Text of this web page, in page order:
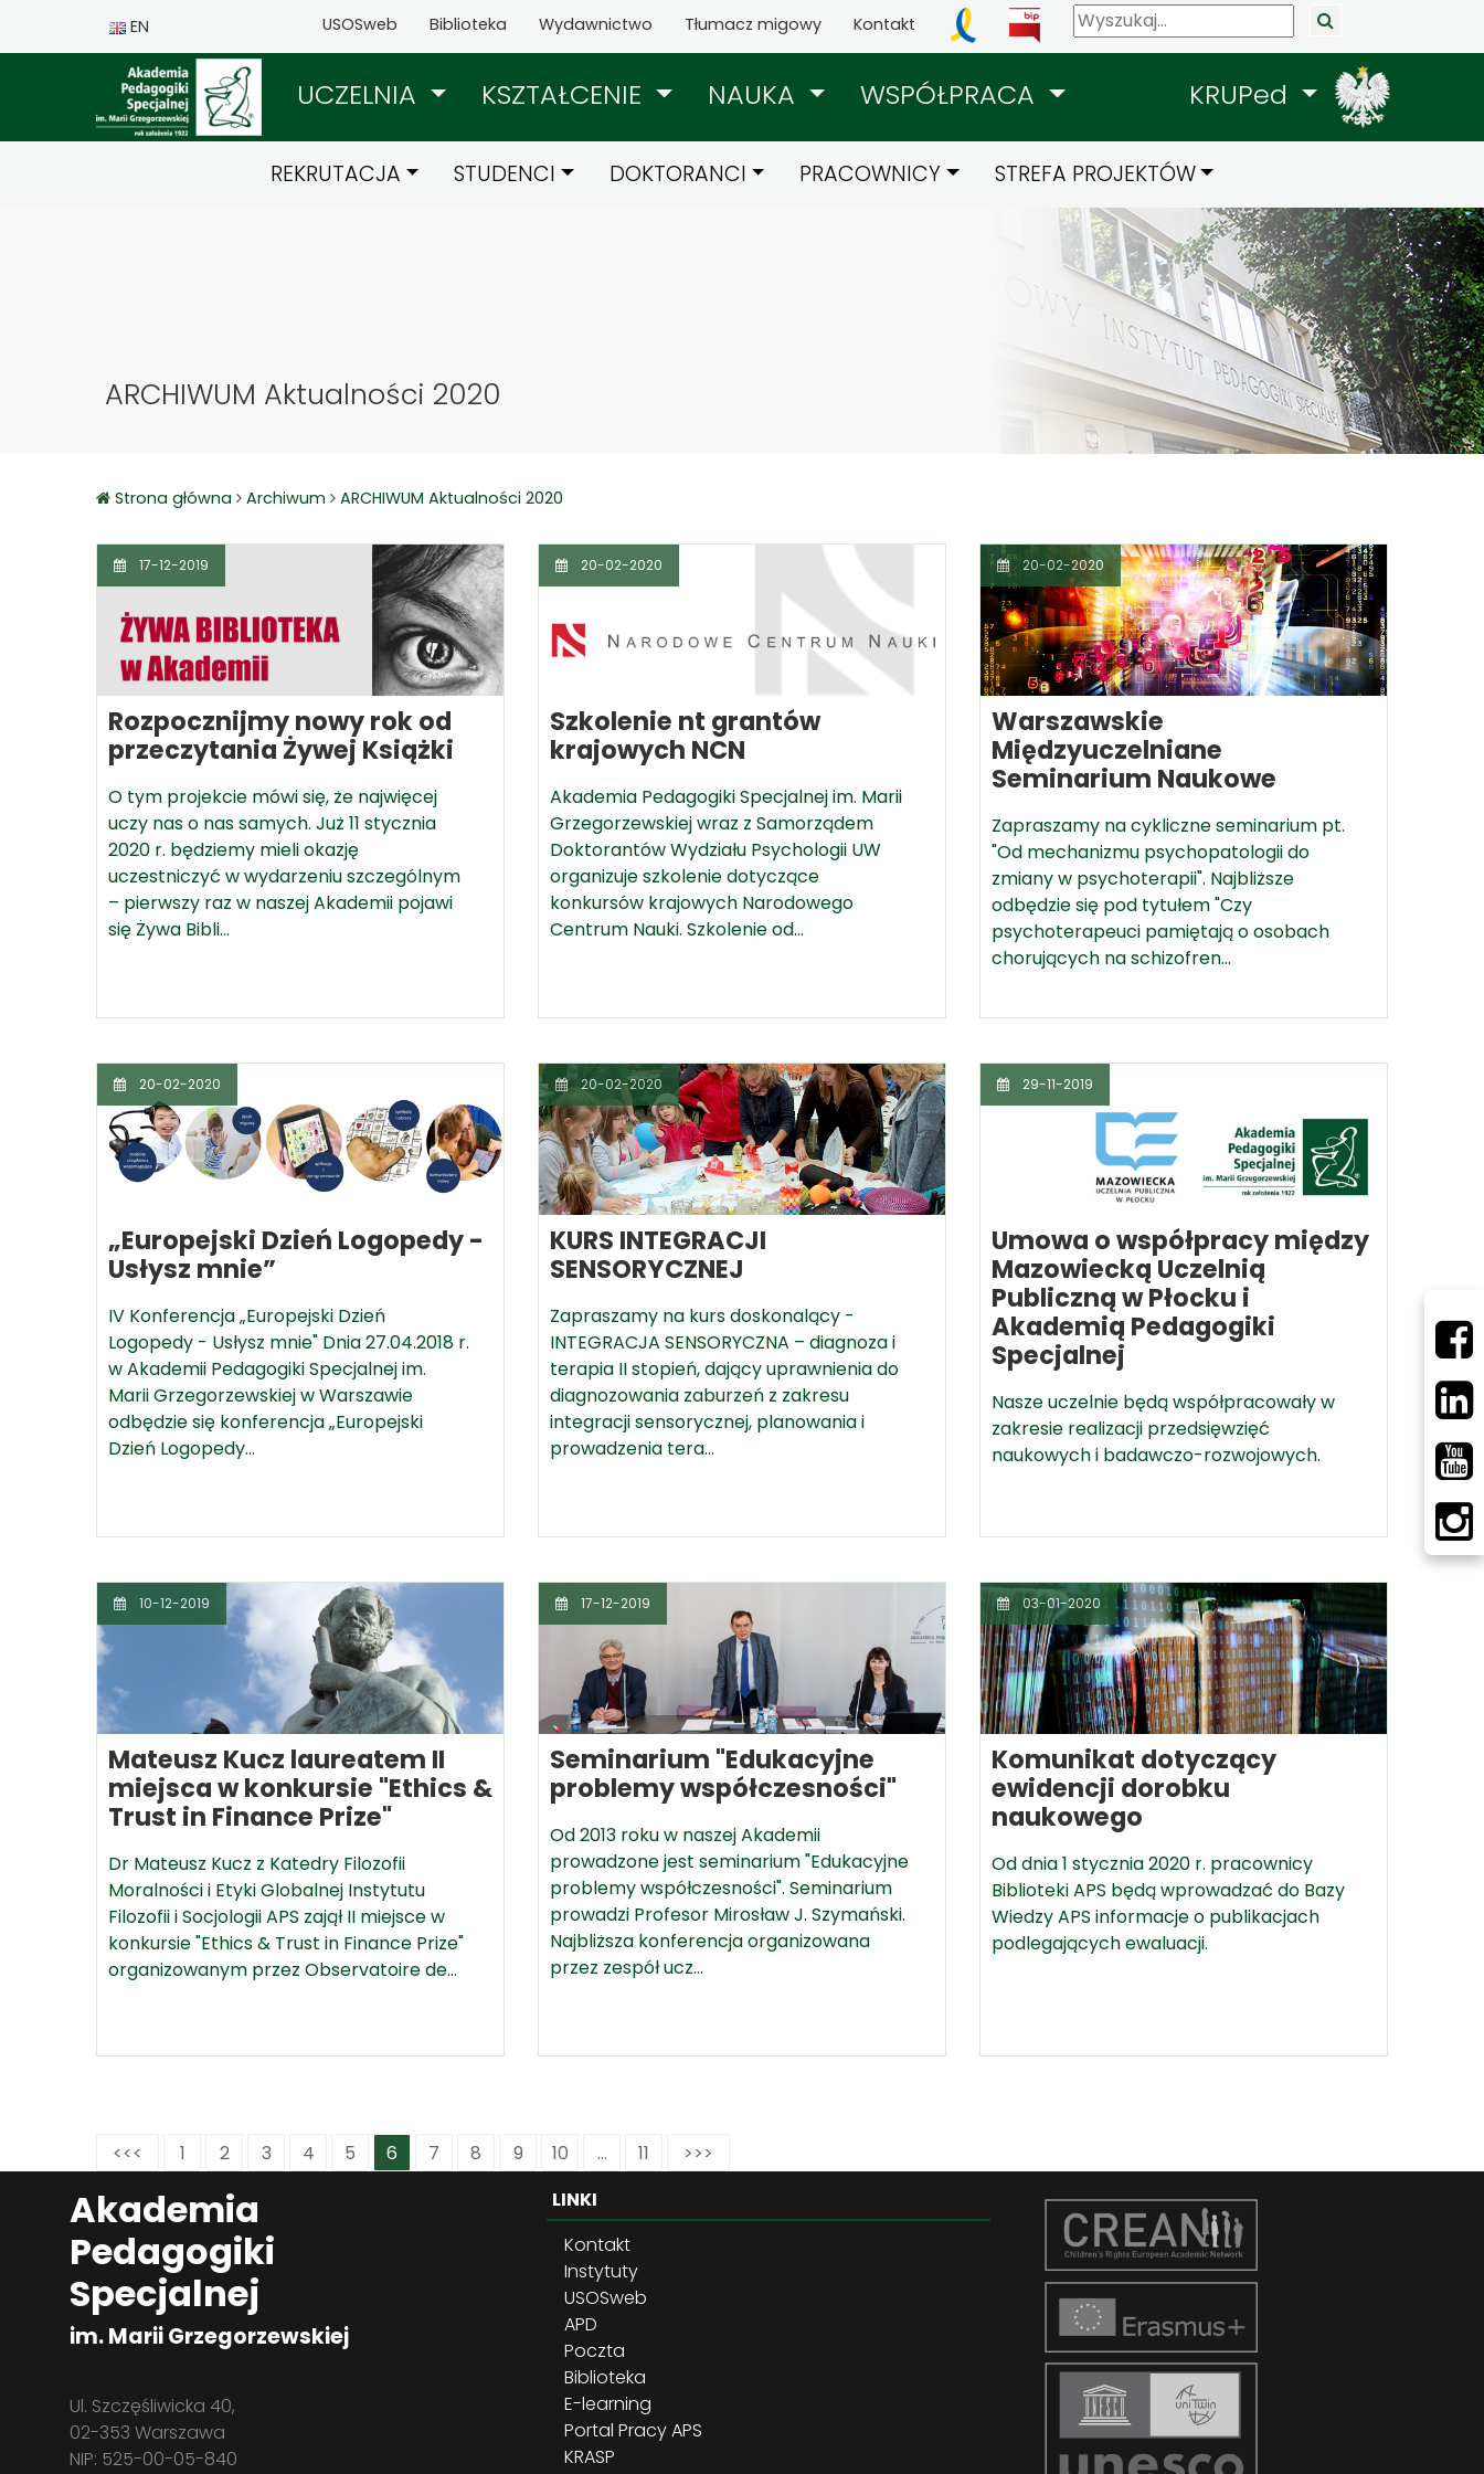
EN USOSweb Biblioteka Wydawnictwo Tłumacz migowy Kontakt
UCZELNIA KSZTAŁCENIE NAUKA WSPÓŁPRACA KRUPed
REKRUTACJA STUDENCI DOKTORANCI PRACOWNICY STREFA PROJEKTÓW
ARCHIWUM Aktualności 2020
Strona główna Archiwum ARCHIWUM Aktualności 2020
17-12-2019
Rozpocznijmy nowy rok od
przeczytania Żywej Książki
O tym projekcie mówi się, że najwięcej
uczy nas o nas samych. Już 11 stycznia
2020 r. będziemy mieli okazję
uczestniczyć w wydarzeniu szczególnym
– pierwszy raz w naszej Akademii pojawi
się Żywa Bibli…
20-02-2020
Szkolenie nt grantów
krajowych NCN
Akademia Pedagogiki Specjalnej im. Marii
Grzegorzewskiej wraz z Samorządem
Doktorantów Wydziału Psychologii UW
organizuje szkolenie dotyczące
konkursów krajowych Narodowego
Centrum Nauki. Szkolenie od…
20-02-2020
Warszawskie
Międzyuczelniane
Seminarium Naukowe
Zapraszamy na cykliczne seminarium pt.
"Od mechanizmu psychopatologii do
zmiany w psychoterapii". Najbliższe
odbędzie się pod tytułem "Czy
psychoterapeuci pamiętają o osobach
chorujących na schizofren…
20-02-2020
„Europejski Dzień Logopedy -
Usłysz mnie”
IV Konferencja „Europejski Dzień
Logopedy - Usłysz mnie" Dnia 27.04.2018 r.
w Akademii Pedagogiki Specjalnej im.
Marii Grzegorzewskiej w Warszawie
odbędzie się konferencja „Europejski
Dzień Logopedy…
20-02-2020
KURS INTEGRACJI
SENSORYCZNEJ
Zapraszamy na kurs doskonalący -
INTEGRACJA SENSORYCZNA – diagnoza i
terapia II stopień, dający uprawnienia do
diagnozowania zaburzeń z zakresu
integracji sensorycznej, planowania i
prowadzenia tera…
29-11-2019
Umowa o współpracy między
Mazowiecką Uczelnią
Publiczną w Płocku i
Akademią Pedagogiki
Specjalnej
Nasze uczelnie będą współpracowały w
zakresie realizacji przedsięwzięć
naukowych i badawczo-rozwojowych.
10-12-2019
Mateusz Kucz laureatem II
miejsca w konkursie "Ethics &
Trust in Finance Prize"
Dr Mateusz Kucz z Katedry Filozofii
Moralności i Etyki Globalnej Instytutu
Filozofii i Socjologii APS zajął II miejsce w
konkursie "Ethics & Trust in Finance Prize"
organizowanym przez Observatoire de…
17-12-2019
Seminarium "Edukacyjne
problemy współczesności"
Od 2013 roku w naszej Akademii
prowadzone jest seminarium "Edukacyjne
problemy współczesności". Seminarium
prowadzi Profesor Mirosław J. Szymański.
Najbliższa konferencja organizowana
przez zespół ucz…
03-01-2020
Komunikat dotyczący
ewidencji dorobku
naukowego
Od dnia 1 stycznia 2020 r. pracownicy
Biblioteki APS będą wprowadzać do Bazy
Wiedzy APS informacje o publikacjach
podlegających ewaluacji.
<<< 1 2 3 4 5 6 7 8 9 10 ... 11 >>>
Akademia
Pedagogiki
Specjalnej
im. Marii Grzegorzewskiej
Ul. Szczęśliwicka 40,
02-353 Warszawa
NIP: 525-00-05-840
LINKI
Kontakt
Instytuty
USOSweb
APD
Poczta
Biblioteka
E-learning
Portal Pracy APS
KRASP